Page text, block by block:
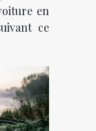
en
ce